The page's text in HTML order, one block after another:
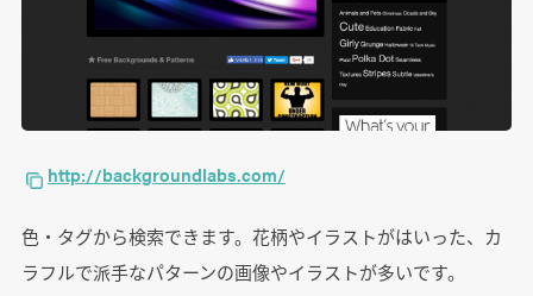
http://backgroundlabs.com/
色・タグから検索できます。花柄やイラストがはいった、カ
ラフルで派手なパターンの画像やイラストが多いです。